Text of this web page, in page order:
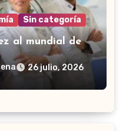
Sin categoría
al mundial de
26 julio, 2026